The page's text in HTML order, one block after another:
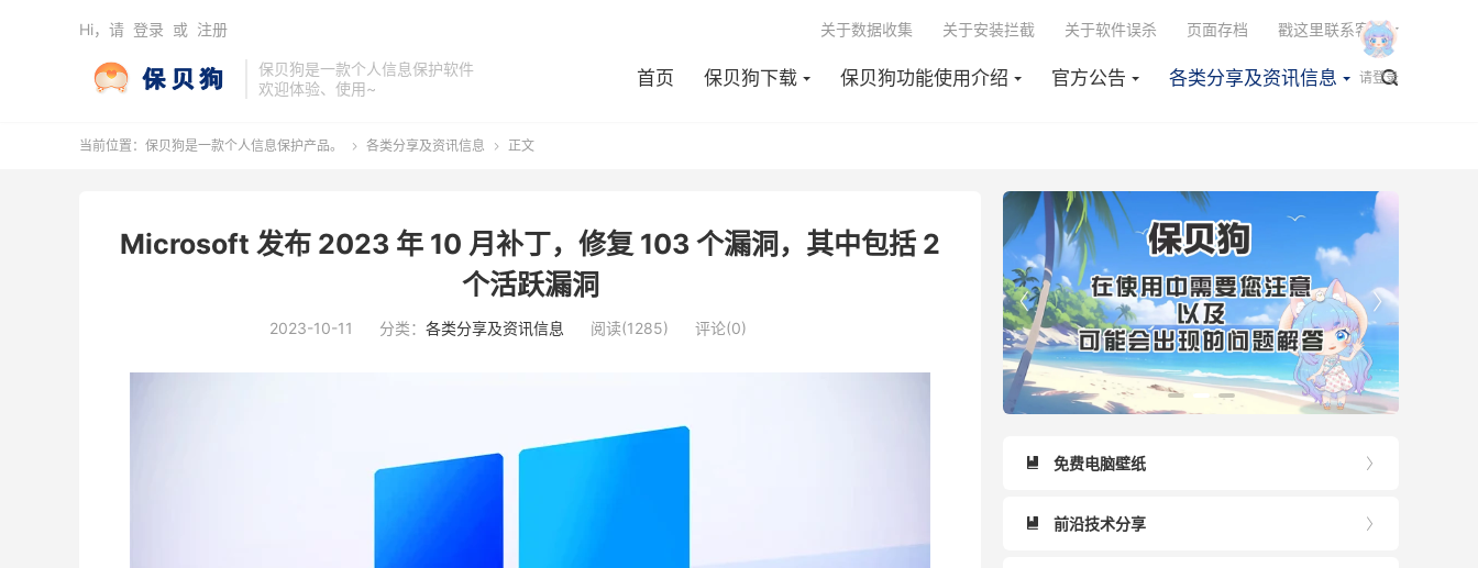
保贝狗是一款个人信息保护软件
欢迎体验、使用~
首页 保贝狗下载 保贝狗功能使用介绍 官方公告 各类分享及资讯信息 
关于数据收集 关于安装拦截 关于软件误杀 页面存档 戳这里联系客服
Hi，请 登录 或 注册
请登录
当前位置： 保贝狗是一款个人信息保护产品。  各类分享及资讯信息  正文
Microsoft 发布 2023 年 10 月补丁，修复 103 个漏洞，其中包括 2
个活跃漏洞
2023-10-11 分类： 各类分享及资讯信息 阅读(1285) 评论(0)



 免费电脑壁纸

 前沿技术分享